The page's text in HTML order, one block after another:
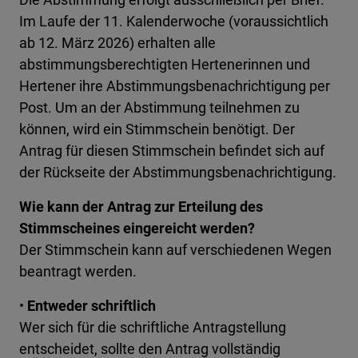
Im Laufe der 11. Kalenderwoche (voraussichtlich
ab 12. März 2026) erhalten alle
abstimmungsberechtigten Hertenerinnen und
Hertener ihre Abstimmungsbenachrichtigung per
Post. Um an der Abstimmung teilnehmen zu
können, wird ein Stimmschein benötigt. Der
Antrag für diesen Stimmschein befindet sich auf
der Rückseite der Abstimmungsbenachrichtigung.
Wie kann der Antrag zur Erteilung des
Stimmscheines eingereicht werden?
Der Stimmschein kann auf verschiedenen Wegen
beantragt werden.
• Entweder schriftlich
Wer sich für die schriftliche Antragstellung
entscheidet, sollte den Antrag vollständig